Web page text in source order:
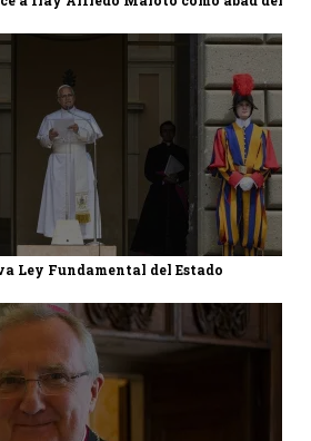
Ley Fundamental del Estado